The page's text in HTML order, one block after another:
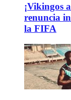
¡Vikingos
renuncia
la FIFA